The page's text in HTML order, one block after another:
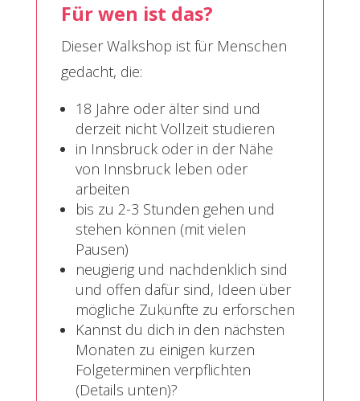
Für wen ist das?
Dieser Walkshop ist für Menschen
gedacht, die:
18 Jahre oder älter sind und
derzeit nicht Vollzeit studieren
in Innsbruck oder in der Nähe
von Innsbruck leben oder
arbeiten
bis zu 2-3 Stunden gehen und
stehen können (mit vielen
Pausen)
neugierig und nachdenklich sind
und offen dafür sind, Ideen über
mögliche Zukünfte zu erforschen
Kannst du dich in den nächsten
Monaten zu einigen kurzen
Folgeterminen verpflichten
(Details unten)?